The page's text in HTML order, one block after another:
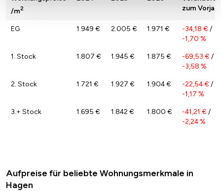
/m2
zum Vorjahr
EG 1.949 € 2.005 € 1.971 € -34,18 € /
-1,70 %
1. Stock 1.807 € 1.945 € 1.875 € -69,53 € /
-3,58 %
2. Stock 1.721 € 1.927 € 1.904 € -22,54 € /
-1,17 %
3.+ Stock 1.695 € 1.842 € 1.800 € -41,21 € /
-2,24 %
Aufpreise für beliebte Wohnungsmerkmale in
Hagen